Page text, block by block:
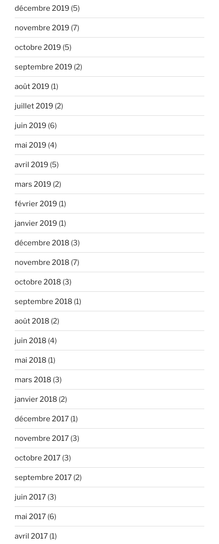
décembre 2019 (5)
novembre 2019 (7)
octobre 2019 (5)
septembre 2019 (2)
août 2019 (1)
juillet 2019 (2)
juin 2019 (6)
mai 2019 (4)
avril 2019 (5)
mars 2019 (2)
février 2019 (1)
janvier 2019 (1)
décembre 2018 (3)
novembre 2018 (7)
octobre 2018 (3)
septembre 2018 (1)
août 2018 (2)
juin 2018 (4)
mai 2018 (1)
mars 2018 (3)
janvier 2018 (2)
décembre 2017 (1)
novembre 2017 (3)
octobre 2017 (3)
septembre 2017 (2)
juin 2017 (3)
mai 2017 (6)
avril 2017 (1)